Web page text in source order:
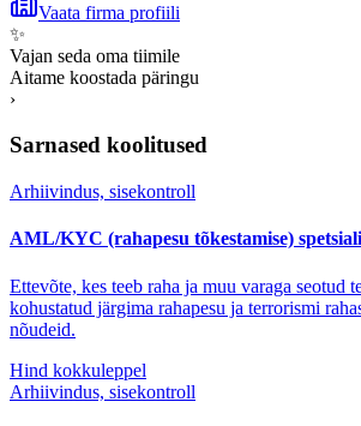
Vaata firma profiili
✨
Vajan seda oma tiimile
Aitame koostada päringu
›
Sarnased koolitused
Arhiivindus, sisekontroll
AML/KYC (rahapesu tõkestamise)
Ettevõte, kes teeb raha ja muu varaga seotud
kohustatud järgima rahapesu ja terrorismi
nõudeid.
Hind kokkuleppel
Arhiivindus, sisekontroll